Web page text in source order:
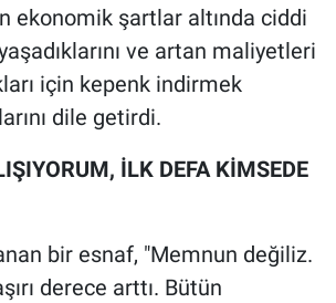
ekonomik şartlar altında ciddi
ve artan maliyetleri
için kepenk indirmek
dile getirdi.
İLK DEFA KİMSEDE
bir esnaf, "Memnun değiliz.
derece arttı. Bütün